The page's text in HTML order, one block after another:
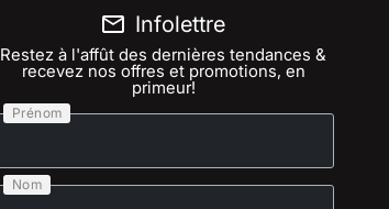
Infolettre
Restez à l'affût des dernières tendances &
recevez nos offres et promotions, en
primeur!
Prénom
Nom